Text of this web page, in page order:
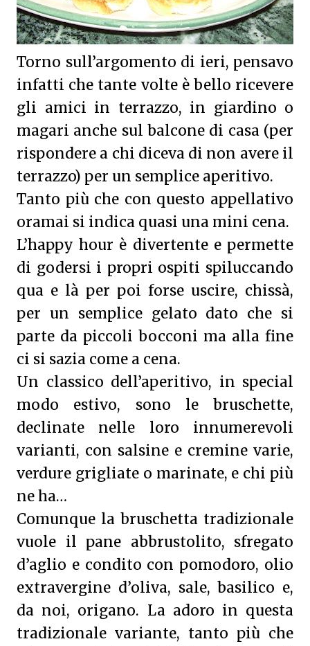
Torno sull’argomento di ieri, pensavo
infatti che tante volte è bello ricevere
gli amici in terrazzo, in giardino o
magari anche sul balcone di casa (per
rispondere a chi diceva di non avere il
terrazzo) per un semplice aperitivo.
Tanto più che con questo appellativo
oramai si indica quasi una mini cena.
L’happy hour è divertente e permette
di godersi i propri ospiti spiluccando
qua e là per poi forse uscire, chissà,
per un semplice gelato dato che si
parte da piccoli bocconi ma alla fine
ci si sazia come a cena.
Un classico dell’aperitivo, in special
modo estivo, sono le bruschette,
declinate nelle loro innumerevoli
varianti, con salsine e cremine varie,
verdure grigliate o marinate, e chi più
ne ha…
Comunque la bruschetta tradizionale
vuole il pane abbrustolito, sfregato
d’aglio e condito con pomodoro, olio
extravergine d’oliva, sale, basilico e,
da noi, origano. La adoro in questa
tradizionale variante, tanto più che